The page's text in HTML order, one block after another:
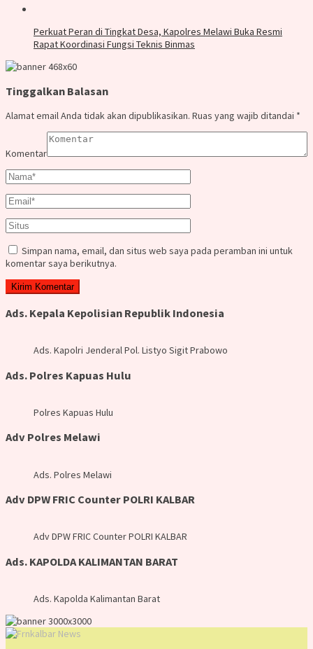
Perkuat Peran di Tingkat Desa, Kapolres Melawi Buka Resmi
Rapat Koordinasi Fungsi Teknis Binmas
Tinggalkan Balasan
Alamat email Anda tidak akan dipublikasikan. Ruas yang wajib ditandai *
Komentar
Simpan nama, email, dan situs web saya pada peramban ini untuk
komentar saya berikutnya.
Ads. Kepala Kepolisian Republik Indonesia
Ads. Kapolri Jenderal Pol. Listyo Sigit Prabowo
Ads. Polres Kapuas Hulu
Polres Kapuas Hulu
Adv Polres Melawi
Ads. Polres Melawi
Adv DPW FRIC Counter POLRI KALBAR
Adv DPW FRIC Counter POLRI KALBAR
Ads. KAPOLDA KALIMANTAN BARAT
Ads. Kapolda Kalimantan Barat